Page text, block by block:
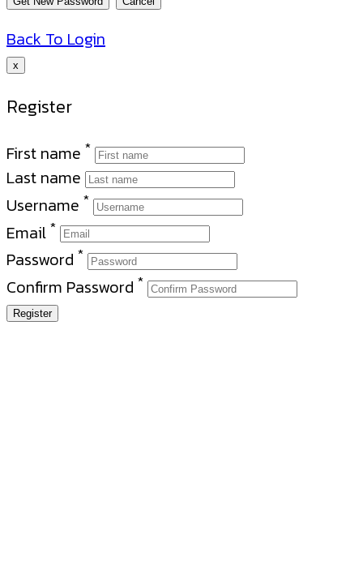
Back To Login
x
Register
First name *
Last name
Username *
Email *
Password *
Confirm Password *
Register